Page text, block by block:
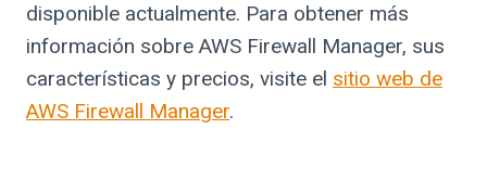
disponible actualmente. Para obtener más
información sobre AWS Firewall Manager, sus
características y precios, visite el sitio web de
AWS Firewall Manager.